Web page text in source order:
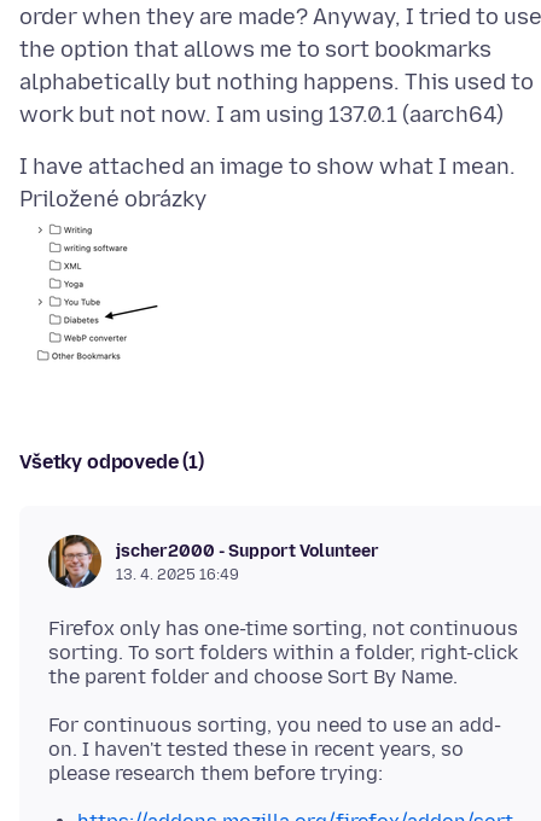
order when they are made? Anyway, I tried to use
the option that allows me to sort bookmarks
alphabetically but nothing happens. This used to
Priložené obrázky
Všetky odpovede (1)
jscher2000 - Support Volunteer
13. 4. 2025 16:49
Firefox only has one-time sorting, not continuous
sorting. To sort folders within a folder, right-click
For continuous sorting, you need to use an add-
on. I haven't tested these in recent years, so